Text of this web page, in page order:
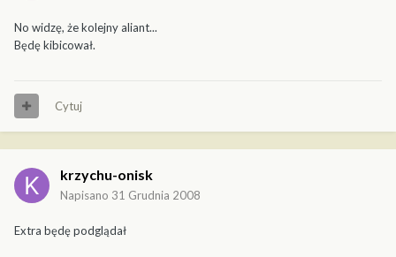
No widzę, że kolejny aliant...
Będę kibicował.
Cytuj
krzychu-onisk
Napisano 31 Grudnia 2008
Extra będę podglądał